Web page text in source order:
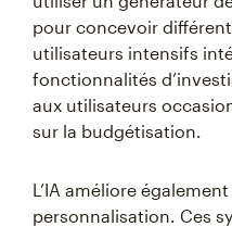
pour concevoir
utilisateurs intensifs
fonctionnalités
aux utilisateurs
sur la budgétisation.
L’IA améliore
personnalisation. Ces